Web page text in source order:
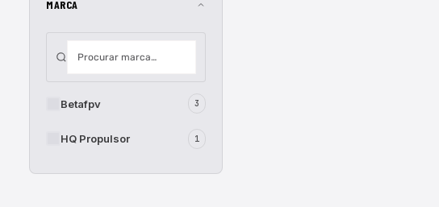
MARCA
Betafpv 3
HQ Propulsor 1